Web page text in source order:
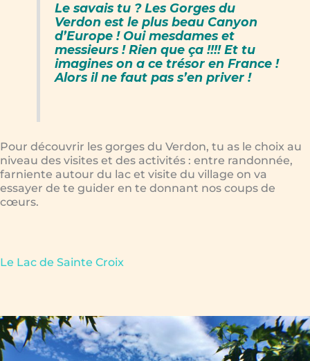
Le savais tu ? Les Gorges du
Verdon est le plus beau Canyon
d’Europe ! Oui mesdames et
messieurs ! Rien que ça !!!! Et tu
imagines on a ce trésor en France !
Alors il ne faut pas s’en priver !
Pour découvrir les gorges du Verdon, tu as le choix au
niveau des visites et des activités : entre randonnée,
farniente autour du lac et visite du village on va
essayer de te guider en te donnant nos coups de
cœurs.
Le Lac de Sainte Croix